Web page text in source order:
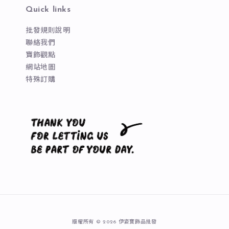
Quick links
批發規則說明
聯絡我們
寶飾觀點
網站地圖
特殊訂購
版權所有 © 2026 伊姿寶飾品批發